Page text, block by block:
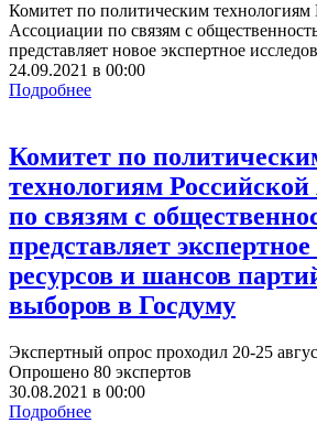
Комитет по политическим технологиям
Ассоциации по связям с
представляет новое экспертное
24.09.2021 в 00:00
Подробнее
Комитет по
технологиям
по связям с
представляет
ресурсов и шансов
выборов в Госдуму
Экспертный опрос проходил 20-25
Опрошено 80 экспертов
30.08.2021 в 00:00
Подробнее